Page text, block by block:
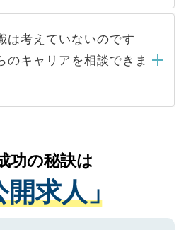
まうと、応募が殺到する場
求める条件に合った人材の
社に依頼するケースが増え
要はありません。内定先へ
キャリアパートナーが行い
心ください。
いすることはありませんの
さい。当サイトからの登録
ご登録者様の個人情報は、
アアップおよび転職活動の
用いたします。お預かりし
個人データはご本人の許可
取り扱いについての厳密な
した事業者のみに付与され
ーマークを取得済みです。
た個人情報は、SSL（デー
は考えていないのです
のキャリアを相談できま
在の医療機関の状況や紹介
がら、適切なアドバイスを
ます。すぐにご転職をされ
期的なサポートが可能です
登録ください。
功の秘訣は
開求人」